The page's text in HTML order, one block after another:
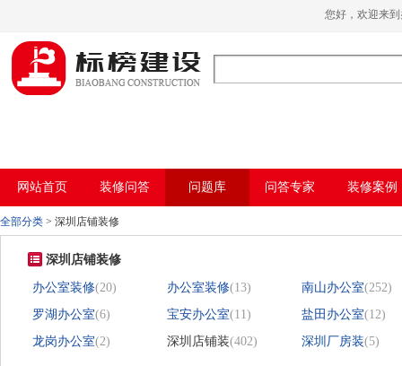
哈密瓜视频,哈密瓜视频app,哈密瓜视频下
载,哈密瓜视频app下载安装
您好，欢迎
网站首页 装修问答 问题库 问答专家 装修案例
全部分类 > 深圳店铺装修
深圳店铺装修
办公室装修(20) 办公室装修(13) 南山办公室(252)
罗湖办公室(6) 宝安办公室(11) 盐田办公室(12)
龙岗办公室(2) 深圳店铺装(402) 深圳厂房装(5)